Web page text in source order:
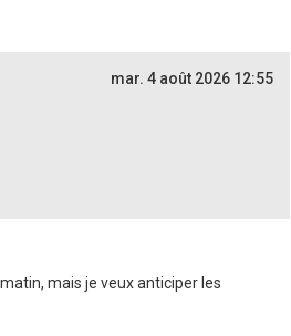
mar. 4 août 2026 12:55
mais je veux anticiper les